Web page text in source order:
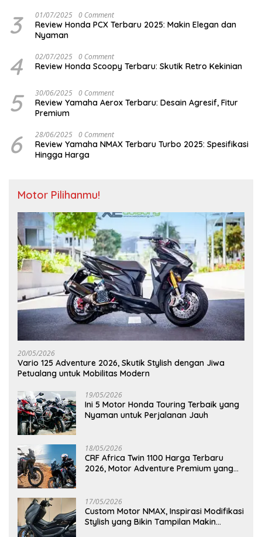
3 01/07/2025 0 Comment
Review Honda PCX Terbaru 2025: Makin Elegan dan
Nyaman
4 02/07/2025 0 Comment
Review Honda Scoopy Terbaru: Skutik Retro Kekinian
5 30/06/2025 0 Comment
Review Yamaha Aerox Terbaru: Desain Agresif, Fitur
Premium
6 28/06/2025 0 Comment
Review Yamaha NMAX Terbaru Turbo 2025: Spesifikasi
Hingga Harga
Motor Pilihanmu!
20/05/2026
Vario 125 Adventure 2026, Skutik Stylish dengan Jiwa
Petualang untuk Mobilitas Modern
19/05/2026
Ini 5 Motor Honda Touring Terbaik yang
Nyaman untuk Perjalanan Jauh
18/05/2026
CRF Africa Twin 1100 Harga Terbaru
2026, Motor Adventure Premium yang
17/05/2026
Custom Motor NMAX, Inspirasi Modifikasi
Stylish yang Bikin Tampilan Makin